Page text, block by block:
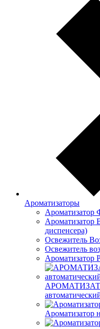
Ароматизаторы
Ароматизатор
Ароматизатор
диспенсера)
Освежитель
Освежитель
Ароматизатор
Ароматизатор